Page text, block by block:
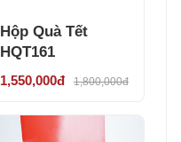
Hộp Quà Tết
HQT161
1,550,000đ 1,800,000đ